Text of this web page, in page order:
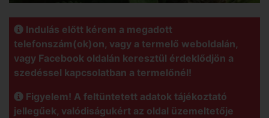
Indulás előtt kérem a megadott
telefonszám(ok)on, vagy a termelő weboldalán,
vagy Facebook oldalán keresztül érdeklődjön a
szedéssel kapcsolatban a termelőnél!
Figyelem! A feltüntetett adatok tájékoztató
jellegűek, valódiságukért az oldal üzemeltetője